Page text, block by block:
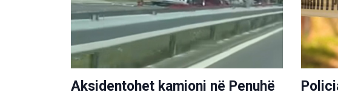
Aksidentohet kamioni në Penuhë